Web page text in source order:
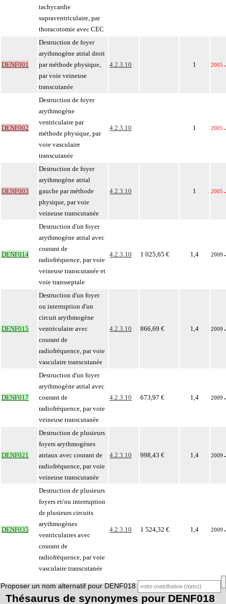
tachycardie
supraventriculaire, par
thoracotomie avec CEC
DENF001
Destruction de foyer
arythmogène atrial droit
par méthode physique,
par voie veineuse
transcutanée
4.2.3.10 1 2005
DENF002
Destruction de foyer
arythmogène
ventriculaire par
méthode physique, par
voie vasculaire
transcutanée
4.2.3.10 1 2005
DENF003
Destruction de foyer
arythmogène atrial
gauche par méthode
physique, par voie
veineuse transcutanée
4.2.3.10 1 2005
DENF014
Destruction d'un foyer
arythmogène atrial avec
courant de
radiofréquence, par voie
veineuse transcutanée et
voie transseptale
4.2.3.10 1 025,65 € 1,4 2009
DENF015
Destruction d'un foyer
ou interruption d'un
circuit arythmogène
ventriculaire avec
courant de
radiofréquence, par voie
vasculaire transcutanée
4.2.3.10 866,69 € 1,4 2009
DENF017
Destruction d'un foyer
arythmogène atrial avec
courant de
radiofréquence, par voie
veineuse transcutanée
4.2.3.10 673,97 € 1,4 2009
DENF021
Destruction de plusieurs
foyers arythmogènes
atriaux avec courant de
radiofréquence, par voie
veineuse transcutanée
4.2.3.10 998,43 € 1,4 2009
DENF035
Destruction de plusieurs
foyers et/ou interruption
de plusieurs circuits
arythmogènes
ventriculaires avec
courant de
radiofréquence, par voie
vasculaire transcutanée
4.2.3.10 1 524,32 € 1,4 2009
Proposer un nom alternatif pour DENF018
Thésaurus de synonymes pour DENF018